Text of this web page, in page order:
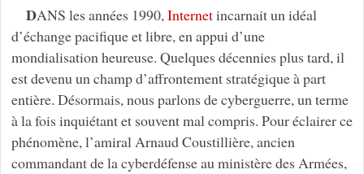
DANS les années 1990,Internetincarnait un idéal
d’échange pacifique et libre, en appui d’une
mondialisation heureuse. Quelques décennies plus tard, il
est devenu un champ d’affrontement stratégique à part
entière. Désormais, nous parlons de cyberguerre, un terme
à la fois inquiétant et souvent mal compris. Pour éclairer ce
phénomène, l’amiral Arnaud Coustillière, ancien
commandant de la cyberdéfense au ministère des Armées,